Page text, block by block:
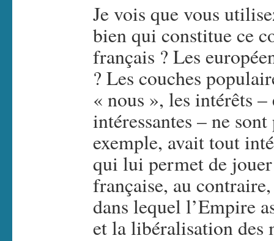
Je vois que vous
bien qui constitue ce
français ? Les
? Les couches
« nous », les intérêts
intéressantes – ne
exemple, avait tout
qui lui permet de
française, au
dans lequel l’Empire
et la libéralisation des